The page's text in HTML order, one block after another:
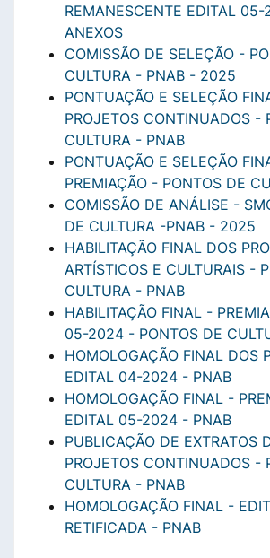
REMANESCENTE EDITAL
ANEXOS
COMISSÃO DE SELEÇÃO -
CULTURA - PNAB - 2025
PONTUAÇÃO E SELEÇÃO
PROJETOS CONTINUADOS -
CULTURA - PNAB
PONTUAÇÃO E SELEÇÃO
PREMIAÇÃO - PONTOS DE
COMISSÃO DE ANÁLISE -
DE CULTURA -PNAB - 2025
HABILITAÇÃO FINAL DOS
ARTÍSTICOS E CULTURAIS -
CULTURA - PNAB
HABILITAÇÃO FINAL -
05-2024 - PONTOS DE
HOMOLOGAÇÃO FINAL DOS
EDITAL 04-2024 - PNAB
HOMOLOGAÇÃO FINAL -
EDITAL 05-2024 - PNAB
PUBLICAÇÃO DE EXTRATOS
PROJETOS CONTINUADOS -
CULTURA - PNAB
HOMOLOGAÇÃO FINAL -
RETIFICADA - PNAB